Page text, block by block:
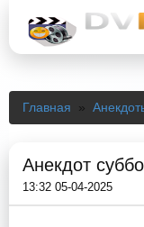
Главная »
Анекдот
13:32 05-04-2025